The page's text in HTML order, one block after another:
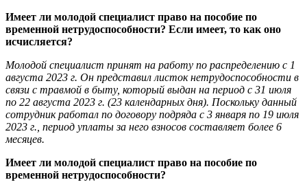
Имеет ли молодой специалист право на пособие по
временной нетрудоспособности? Если имеет, то как оно
исчисляется?
Молодой специалист принят на работу по распределению с 1
августа 2023 г. Он представил листок нетрудоспособности в
связи с травмой в быту, который выдан на период с 31 июля
по 22 августа 2023 г. (23 календарных дня). Поскольку данный
сотрудник работал по договору подряда с 3 января по 19 июля
2023 г., период уплаты за него взносов составляет более 6
месяцев.
Имеет ли молодой специалист право на пособие по
временной нетрудоспособности?